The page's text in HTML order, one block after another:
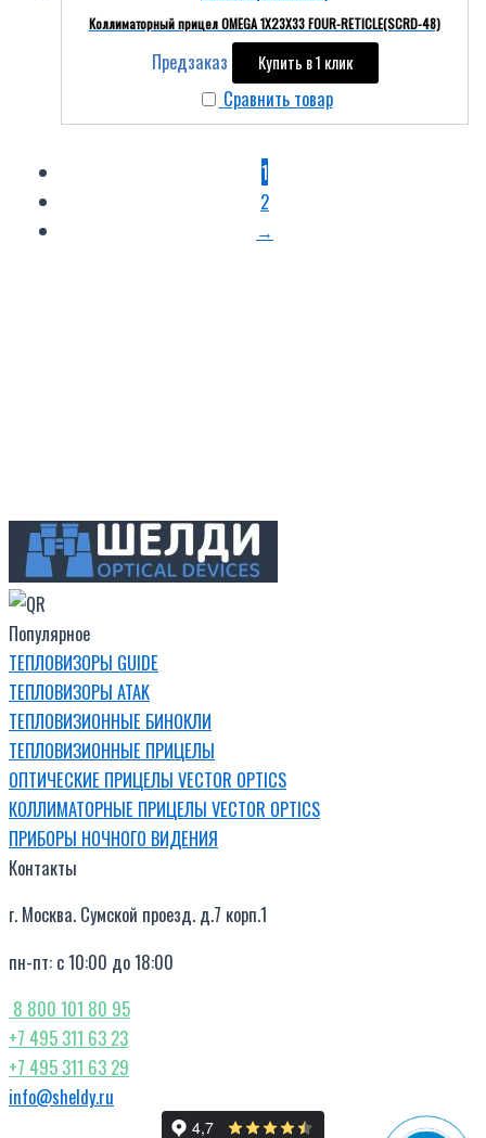
Коллиматорный прицел OMEGA 1X23X33 FOUR-RETICLE(SCRD-48)
Предзаказ Купить в 1 клик
Сравнить товар
1
2
→
Популярное
ТЕПЛОВИЗОРЫ GUIDE
ТЕПЛОВИЗОРЫ ATAK
ТЕПЛОВИЗИОННЫЕ БИНОКЛИ
ТЕПЛОВИЗИОННЫЕ ПРИЦЕЛЫ
ОПТИЧЕСКИЕ ПРИЦЕЛЫ VECTOR OPTICS
КОЛЛИМАТОРНЫЕ ПРИЦЕЛЫ VECTOR OPTICS
ПРИБОРЫ НОЧНОГО ВИДЕНИЯ
Контакты
г. Москва. Сумской проезд. д.7 корп.1
пн-пт: с 10:00 до 18:00
8 800 101 80 95
+7 495 311 63 23
+7 495 311 63 29
info@sheldy.ru